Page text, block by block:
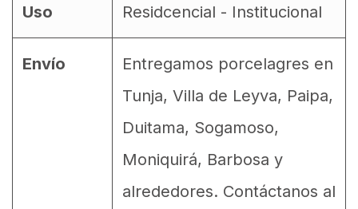
Uso Residcencial - Institucional
Envío
Entregamos porcelagres en
Tunja, Villa de Leyva, Paipa,
Duitama, Sogamoso,
Moniquirá, Barbosa y
alrededores. Contáctanos al